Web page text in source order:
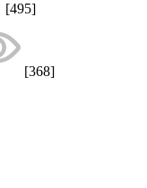
[495]
[368]